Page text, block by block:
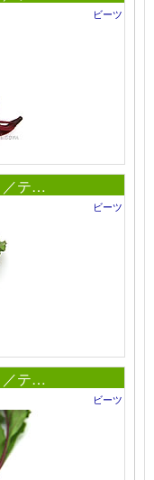
ビーツ
／テ…
ビーツ
／テ…
ビーツ